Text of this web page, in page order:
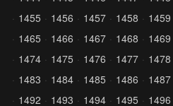
1455
1456 1457 1458 1459
1465
1466 1467 1468 1469
1474
1475 1476 1477 1478
1483
1484 1485 1486 1487
1492
1493 1494 1495 1496